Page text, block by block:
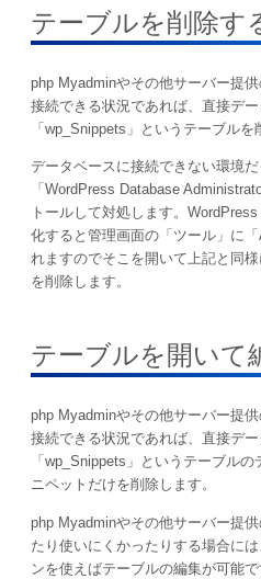
テーブルを削除す
php Myadminやその他サーバー提
接続できる状況であれば、直接デー
「wp_Snippets」というテーブルを
データベースに接続できない環境だ
「WordPress Database
トールして対処します。
化すると管理画面の「ツール」に
れますのでそこを開いて上記と同
を削除します。
テーブルを開いて
php Myadminやその他サーバー提
接続できる状況であれば、直接デー
「wp_Snippets」というテーブル
ニペットだけを削除します。
php Myadminやその他サーバー提
たり使いにくかったりする場合に
ンを使えばテーブルの編集が可能